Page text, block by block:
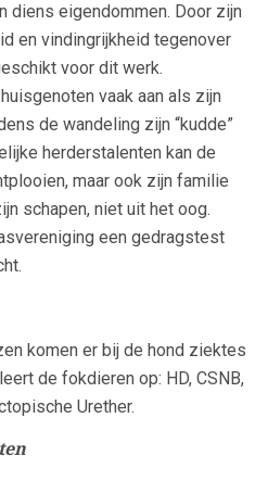
diens eigendommen. Door zijn
en vindingrijkheid tegenover
voor dit werk.
vaak aan als zijn
de wandeling zijn “kudde”
herderstalenten kan de
maar ook zijn familie
schapen, niet uit het oog.
een gedragstest
komen er bij de hond ziektes
de fokdieren op: HD, CSNB,
Urether.